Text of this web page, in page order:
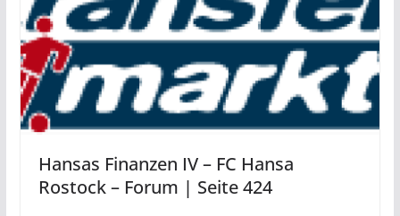
Hansas Finanzen IV – FC Hansa
Rostock – Forum | Seite 424